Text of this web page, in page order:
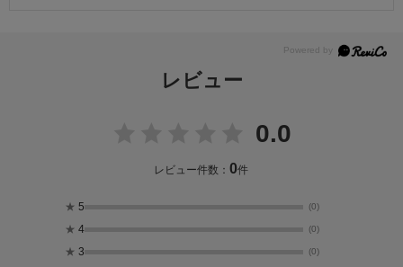
レビュー
0.0
レビュー件数：0件
★ 5 (0)
★ 4 (0)
★ 3 (0)